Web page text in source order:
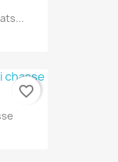
favorite_border